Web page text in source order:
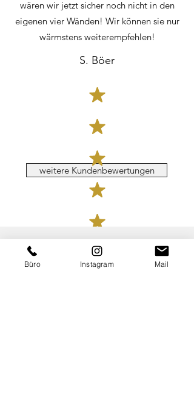
weitere Kundenbewertungen
wären wir jetzt sicher noch nicht in den
eigenen vier Wänden! Wir können sie nur
wärmstens weiterempfehlen!
S. Böer
KONTAKT
Büro Instagram Mail